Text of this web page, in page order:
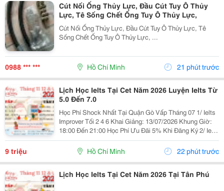
Cút Nối Ống Thủy Lực, Đầu Cút Tuy Ô Thủy
Lực, Tê Sống Chết Ống Tuy Ô Thủy Lực,
Cút Nối Ống Thủy Lực, Đầu Cút Tuy Ô Thủy Lực, Tê
Sống Chết Ống Tuy Ô Thủy Lực, ...
0988 *** *** Hồ Chí Minh 21 phút trước
Lịch Học Ielts Tại Cet Năm 2026 Luyện Ielts Từ
5.0 Đến 7.0
Học Phí Shock Nhất Tại Quận Gò Vấp Tháng 07 1/ Ielts
Improver Tối 2 4 6 Khai Giảng: 13/07/2026 Khung Giờ:
18:00 Đến 21:00 Học Phí Ưu Đãi 5% Khi Đăng Ký 2/ Ielts
Basic Tối 3 5 7 Khai Giảng: 07//07/2026 Khung Giờ:
18:00 Đến 21:00 ...
9 triệu Hồ Chí Minh 22 phút trước
Lịch Học Ielts Tại Cet Năm 2026 Tại Tân Phú